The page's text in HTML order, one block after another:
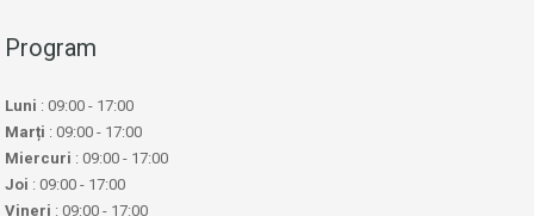
Program
Luni : 09:00 - 17:00
Marți : 09:00 - 17:00
Miercuri : 09:00 - 17:00
Joi : 09:00 - 17:00
Vineri : 09:00 - 17:00